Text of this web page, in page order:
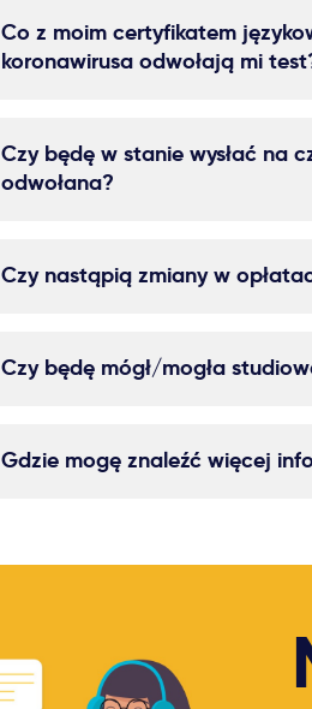
Co z moim certyfikatem
koronawirusa odwołają mi
Czy będę w stanie wysłać na
odwołana?
Czy nastąpią zmiany w
Czy będę mógł/mogła
Gdzie mogę znaleźć więcej